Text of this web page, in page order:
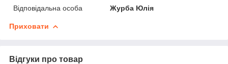
Відповідальна особа
Журба Юлія
Приховати
Відгуки про товар